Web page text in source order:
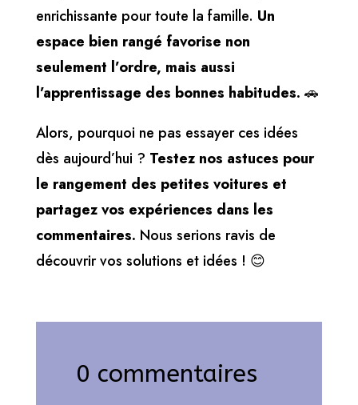
enrichissante pour toute la famille. Un
espace bien rangé favorise non
seulement l’ordre, mais aussi
l’apprentissage des bonnes habitudes. 🚗
Alors, pourquoi ne pas essayer ces idées
dès aujourd’hui ? Testez nos astuces pour
le rangement des petites voitures et
partagez vos expériences dans les
commentaires. Nous serions ravis de
découvrir vos solutions et idées ! 😊
0 commentaires